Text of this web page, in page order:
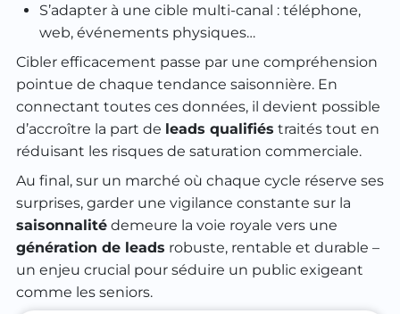
S’adapter à une cible multi-canal : téléphone,
web, événements physiques…
Cibler efficacement passe par une compréhension
pointue de chaque tendance saisonnière. En
connectant toutes ces données, il devient possible
d’accroître la part de leads qualifiés traités tout en
réduisant les risques de saturation commerciale.
Au final, sur un marché où chaque cycle réserve ses
surprises, garder une vigilance constante sur la
saisonnalitédemeure la voie royale vers une
génération de leads robuste, rentable et durable –
un enjeu crucial pour séduire un public exigeant
comme les seniors.